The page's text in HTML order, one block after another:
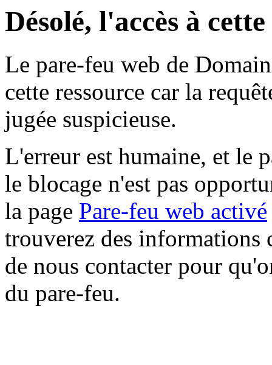
Désolé, l'accès à
Le pare-feu web de
cette ressource car la
jugée suspicieuse.
L'erreur est humaine, et le
le blocage n'est pas
la page Pare-feu web activé
trouverez des informations
de nous contacter pour
du pare-feu.